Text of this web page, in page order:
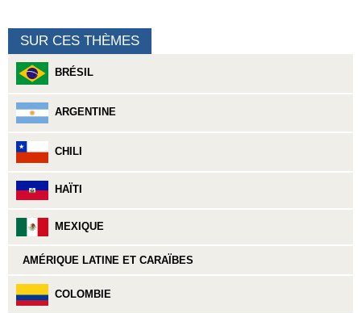
SUR CES THÈMES
BRÉSIL
ARGENTINE
CHILI
HAÏTI
MEXIQUE
AMÉRIQUE LATINE ET CARAÏBES
COLOMBIE